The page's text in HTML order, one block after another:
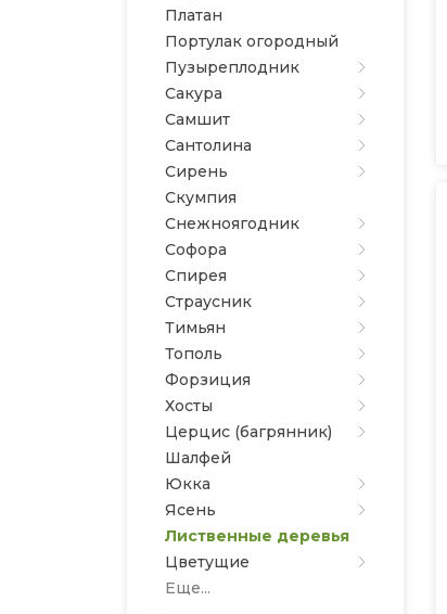
Платан
Портулак огородный
Пузыреплодник
Сакура
Самшит
Сантолина
Сирень
Скумпия
Снежноягодник
Софора
Спирея
Страусник
Тимьян
Тополь
Форзиция
Хосты
Церцис (багрянник)
Шалфей
Юкка
Ясень
Лиственные деревья
Цветущие
Еще...